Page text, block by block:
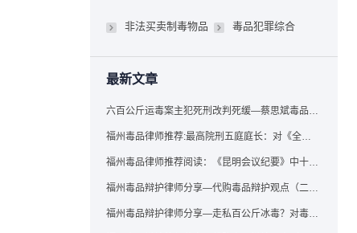
非法买卖制毒物品 毒品犯罪综合
最新文章
六百公斤运毒案主犯死刑改判死缓—蔡思斌毒品犯罪辩护成功案例
福州毒品律师推荐:最高院刑五庭庭长：对《全国法院毒品案件审判工作会议纪要》的理解与适用
福州毒品律师推荐阅读：《昆明会议纪要》中十个“意想不到”的规定
福州毒品辩护律师分享—代购毒品辩护观点（二）——“牟利”之辩
福州毒品辩护律师分享—走私百公斤冰毒？对毒品缺失型走私毒品罪案件，该如何有效辩护